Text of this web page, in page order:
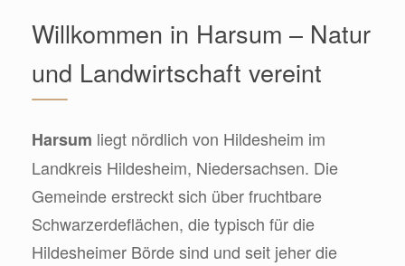
Willkommen in Harsum – Natur
und Landwirtschaft vereint
Harsum liegt nördlich von Hildesheim im
Landkreis Hildesheim, Niedersachsen. Die
Gemeinde erstreckt sich über fruchtbare
Schwarzerdeflächen, die typisch für die
Hildesheimer Börde sind und seit jeher die